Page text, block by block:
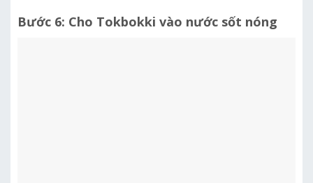
Bước 6: Cho Tokbokki vào nước sốt nóng